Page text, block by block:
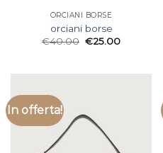
ORCIANI BORSE
orciani borse
€40.00 €25.00
In offerta!